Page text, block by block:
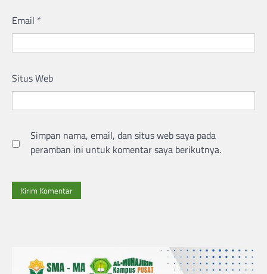
Email *
Situs Web
Simpan nama, email, dan situs web saya pada
peramban ini untuk komentar saya berikutnya.